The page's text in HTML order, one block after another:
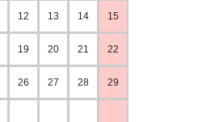
12 13 14 15
19 20 21 22
26 27 28 29